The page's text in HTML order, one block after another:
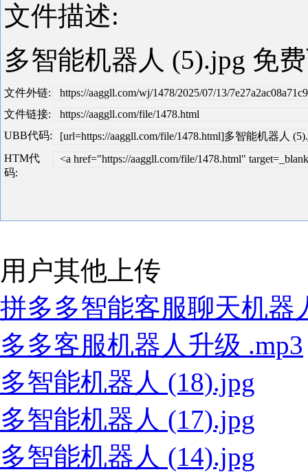
文件描述:
多智能机器人 (5).jpg 免
文件外链:
https://aaggll.com/wj/1478/2025/07/13/
文件链接:
https://aaggll.com/file/1478.html
UBB代码:
[url=https://aaggll.com/file/1478.html]多智能机器人
HTM代
码:
<a href="https://aaggll.com/file/1478.html"
用户其他上传
拼多多智能客服聊天机器
多多客服机器人升级 .mp3
多智能机器人 (18).jpg
多智能机器人 (17).jpg
多智能机器人 (14).jpg